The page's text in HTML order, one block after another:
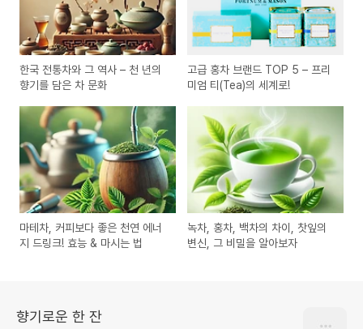
한국 전통차와 그 역사 – 천 년의
향기를 담은 차 문화
고급 홍차 브랜드 TOP 5 – 프리
미엄 티(Tea)의 세계로!
마테차, 커피보다 좋은 천연 에너
지 드링크! 효능 & 마시는 법
녹차, 홍차, 백차의 차이, 찻잎의
변신, 그 비밀을 알아보자
향기로운 한 잔